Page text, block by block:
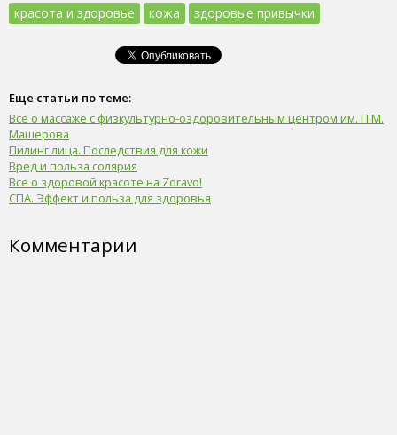
красота и здоровье
кожа здоровые привычки
Еще статьи по теме:
Все о массаже с физкультурно-оздоровительным центром им. П.М.
Машерова
Пилинг лица. Последствия для кожи
Вред и польза солярия
Все о здоровой красоте на Zdravo!
СПА. Эффект и польза для здоровья
Комментарии